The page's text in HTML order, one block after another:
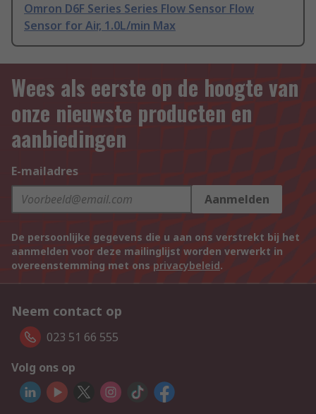
Omron D6F Series Series Flow Sensor Flow
Sensor for Air, 1.0L/min Max
Wees als eerste op de hoogte van
onze nieuwste producten en
aanbiedingen
E-mailadres
Aanmelden
De persoonlijke gegevens die u aan ons verstrekt bij het
aanmelden voor deze mailinglijst worden verwerkt in
overeenstemming met ons privacybeleid.
Neem contact op
023 51 66 555
Volg ons op